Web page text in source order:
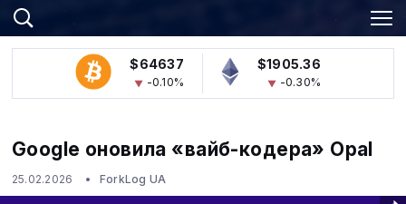
$64637
-0.10%
$1905.36
-0.30%
Google оновила «вайб-кодера» Opal
25.02.2026 ForkLog UA